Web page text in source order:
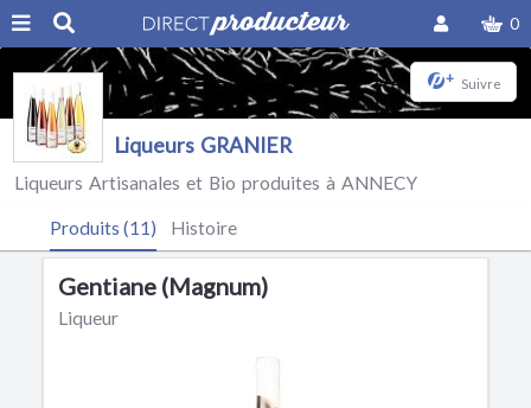
0
+ Suivre
Liqueurs GRANIER
Liqueurs Artisanales et Bio produites à ANNECY
Produits (11) Histoire
Gentiane (Magnum)
Liqueur